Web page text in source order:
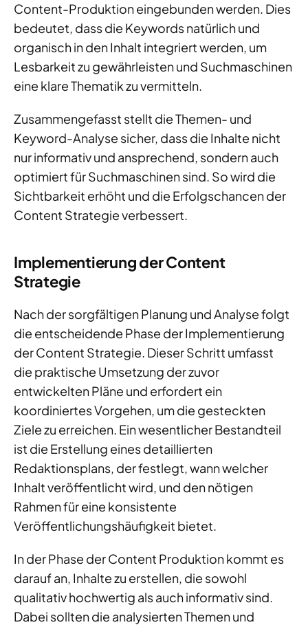
Content-Produktion eingebunden werden. Dies
bedeutet, dass die Keywords natürlich und
organisch in den Inhalt integriert werden, um
Lesbarkeit zu gewährleisten und Suchmaschinen
eine klare Thematik zu vermitteln.
Zusammengefasst stellt die Themen- und
Keyword-Analyse sicher, dass die Inhalte nicht
nur informativ und ansprechend, sondern auch
optimiert für Suchmaschinen sind. So wird die
Sichtbarkeit erhöht und die Erfolgschancen der
Content Strategie verbessert.
Implementierung der Content
Strategie
Nach der sorgfältigen Planung und Analyse folgt
die entscheidende Phase der Implementierung
der Content Strategie. Dieser Schritt umfasst
die praktische Umsetzung der zuvor
entwickelten Pläne und erfordert ein
koordiniertes Vorgehen, um die gesteckten
Ziele zu erreichen. Ein wesentlicher Bestandteil
ist die Erstellung eines detaillierten
Redaktionsplans, der festlegt, wann welcher
Inhalt veröffentlicht wird, und den nötigen
Rahmen für eine konsistente
Veröffentlichungshäufigkeit bietet.
In der Phase der Content Produktion kommt es
darauf an, Inhalte zu erstellen, die sowohl
qualitativ hochwertig als auch informativ sind.
Dabei sollten die analysierten Themen und